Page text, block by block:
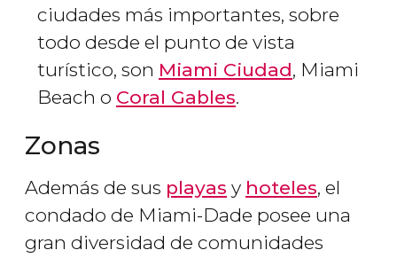
ciudades más importantes, sobre
todo desde el punto de vista
turístico, son Miami Ciudad, Miami
Beach o Coral Gables.
Zonas
Además de sus playas y hoteles, el
condado de Miami-Dade posee una
gran diversidad de comunidades